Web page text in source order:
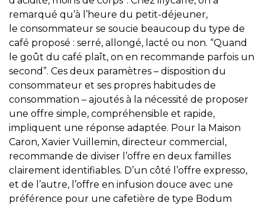
remarqué qu’à l’heure du petit-déjeuner,
le consommateur se soucie beaucoup du type de
café proposé : serré, allongé, lacté ou non. “Quand
le goût du café plaît, on en recommande parfois un
second”. Ces deux paramètres – disposition du
consommateur et ses propres habitudes de
consommation – ajoutés à la nécessité de proposer
une offre simple, compréhensible et rapide,
impliquent une réponse adaptée. Pour la Maison
Caron, Xavier Vuillemin, directeur commercial,
recommande de diviser l’offre en deux familles
clairement identifiables. D’un côté l’offre expresso,
et de l’autre, l’offre en infusion douce avec une
préférence pour une cafetière de type Bodum